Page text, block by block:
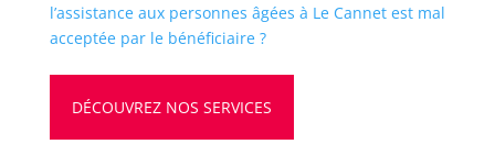
l’assistance aux personnes âgées à Le Cannet est mal
acceptée par le bénéficiaire ?
DÉCOUVREZ NOS SERVICES